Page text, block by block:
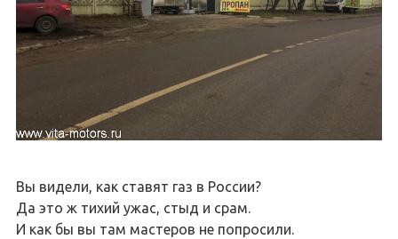
Вы видели, как ставят газ в России?
Да это ж тихий ужас, стыд и срам.
И как бы вы там мастеров не попросили.